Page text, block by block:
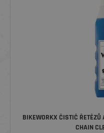
BIKEWORKX ČISTIČ ŘETĚZŮ
CHAIN